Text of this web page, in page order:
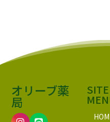
オリーブ薬
局
SITE